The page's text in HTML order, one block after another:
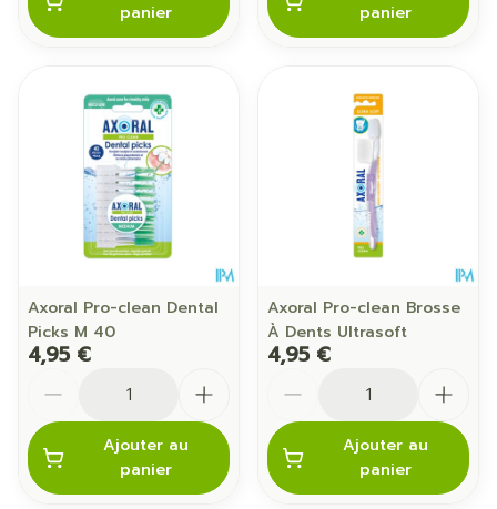
panier
panier
Axoral Pro-clean Dental
Picks M 40
4,95 €
Ajouter au
panier
Axoral Pro-clean Brosse
À Dents Ultrasoft
4,95 €
Ajouter au
panier